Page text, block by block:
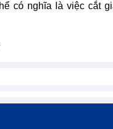
có nghĩa là việc cắt